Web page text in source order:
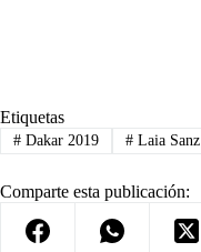
Etiquetas
#Dakar 2019 #Laia Sanz
Comparte esta publicación: